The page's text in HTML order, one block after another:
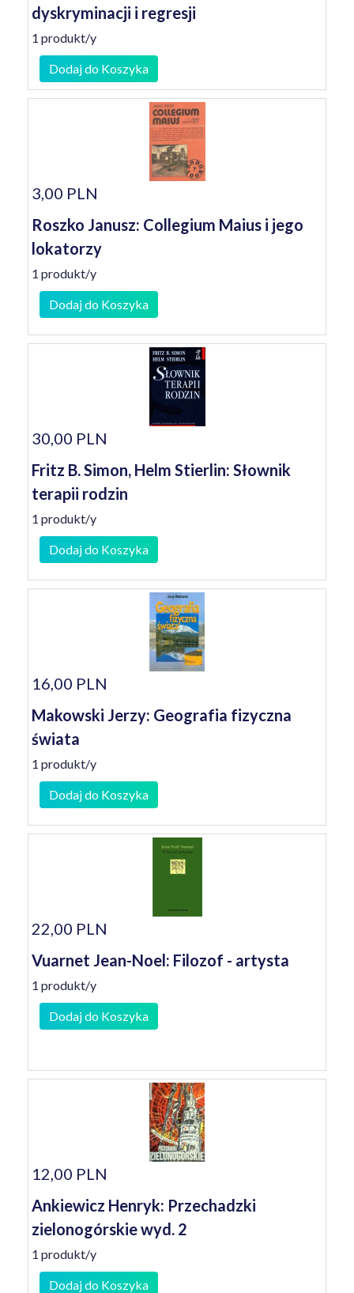
dyskryminacji i regresji
1 produkt/y
Dodaj do Koszyka
3,00 PLN
Roszko Janusz: Collegium Maius i jego
lokatorzy
1 produkt/y
Dodaj do Koszyka
30,00 PLN
Fritz B. Simon, Helm Stierlin: Słownik
terapii rodzin
1 produkt/y
Dodaj do Koszyka
16,00 PLN
Makowski Jerzy: Geografia fizyczna
świata
1 produkt/y
Dodaj do Koszyka
22,00 PLN
Vuarnet Jean-Noel: Filozof - artysta
1 produkt/y
Dodaj do Koszyka
12,00 PLN
Ankiewicz Henryk: Przechadzki
zielonogórskie wyd. 2
1 produkt/y
Dodaj do Koszyka